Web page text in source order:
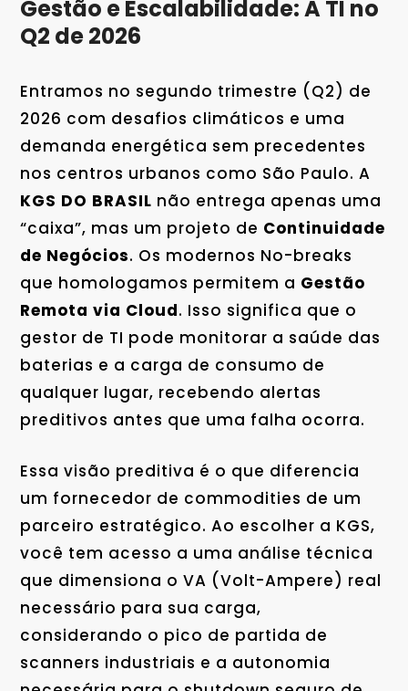
Gestão e Escalabilidade: A TI no
Q2 de 2026
Entramos no segundo trimestre (Q2) de
2026 com desafios climáticos e uma
demanda energética sem precedentes
nos centros urbanos como São Paulo. A
KGS DO BRASIL não entrega apenas uma
“caixa”, mas um projeto de Continuidade
de Negócios. Os modernos No-breaks
que homologamos permitem a Gestão
Remota via Cloud. Isso significa que o
gestor de TI pode monitorar a saúde das
baterias e a carga de consumo de
qualquer lugar, recebendo alertas
preditivos antes que uma falha ocorra.
Essa visão preditiva é o que diferencia
um fornecedor de commodities de um
parceiro estratégico. Ao escolher a KGS,
você tem acesso a uma análise técnica
que dimensiona o VA (Volt-Ampere) real
necessário para sua carga,
considerando o pico de partida de
scanners industriais e a autonomia